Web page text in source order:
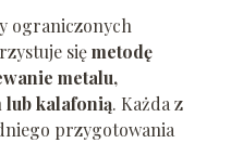
ograniczonych
sięmetodę
metalu,
lub kalafonią. Każda z
przygotowania